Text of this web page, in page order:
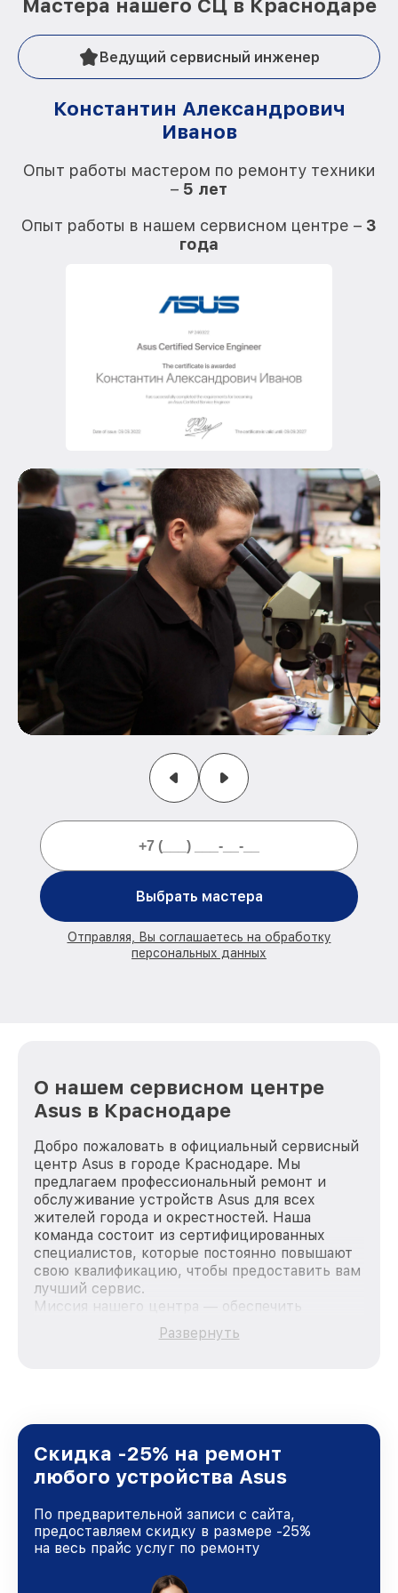
Мастера нашего СЦ в Краснодаре
Ведущий сервисный инженер
Константин Александрович
Иванов
Опыт работы мастером по ремонту техники
– 5 лет
Опыт работы в нашем сервисном центре – 3
года
Выбрать мастера
Отправляя, Вы соглашаетесь на обработку
персональных данных
О нашем сервисном центре
Asus в Краснодаре
Добро пожаловать в официальный сервисный
центр Asus в городе Краснодаре. Мы
предлагаем профессиональный ремонт и
обслуживание устройств Asus для всех
жителей города и окрестностей. Наша
команда состоит из сертифицированных
специалистов, которые постоянно повышают
свою квалификацию, чтобы предоставить вам
лучший сервис.
Миссия нашего центра — обеспечить
качественный и доступный ремонт для
каждого пользователя продукции Asus, вне
Краснодаре, постоянно повышая уровень
доверия и лояльности наших клиентов.
Развернуть
Скидка -25% на ремонт
любого устройства Asus
По предварительной записи с сайта,
предоставляем скидку в размере -25%
на весь прайс услуг по ремонту